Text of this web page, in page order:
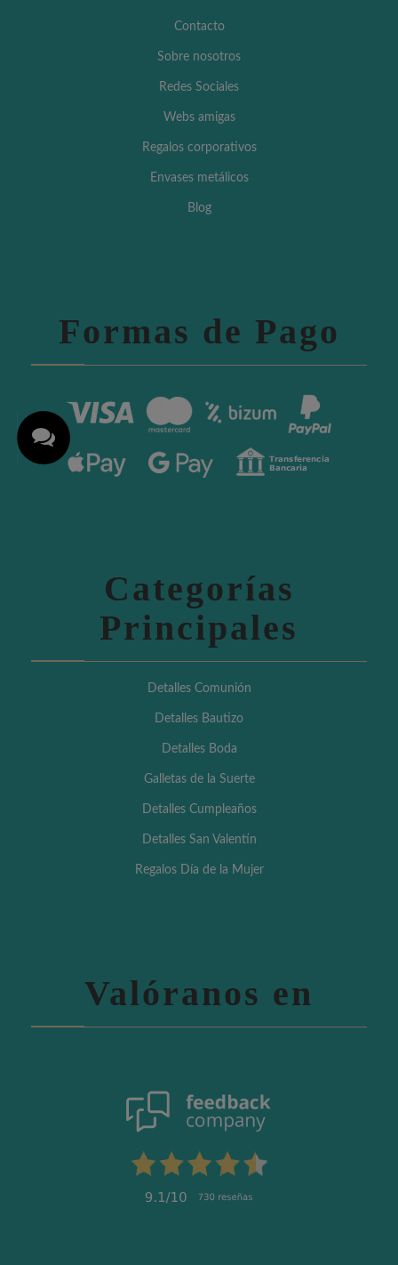
Contacto
Sobre nosotros
Redes Sociales
Webs amigas
Regalos corporativos
Envases metálicos
Blog
Formas de Pago
Categorías
Principales
Detalles Comunión
Detalles Bautizo
Detalles Boda
Galletas de la Suerte
Detalles Cumpleaños
Detalles San Valentín
Regalos Día de la Mujer
Valóranos en